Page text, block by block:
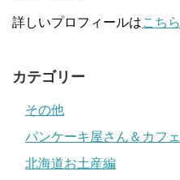
詳しいプロフィールはこちら
カテゴリー
その他
パンケーキ屋さん＆カフェ
北海道お土産編